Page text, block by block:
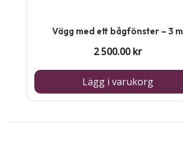
Vägg med ett bågfönster – 3 m
2 500.00kr
Lägg i varukorg